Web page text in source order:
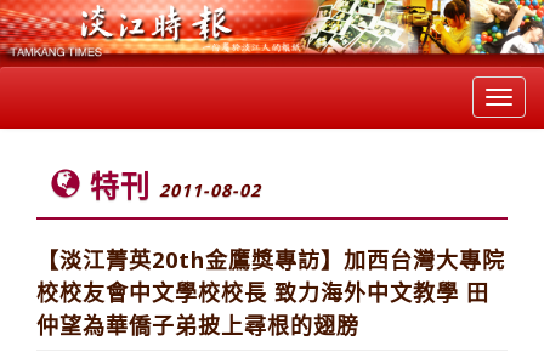
特刊 2011-08-02
【淡江菁英20th金鷹獎專訪】加西台灣大專院
校校友會中文學校校長 致力海外中文教學 田
仲望為華僑子弟披上尋根的翅膀